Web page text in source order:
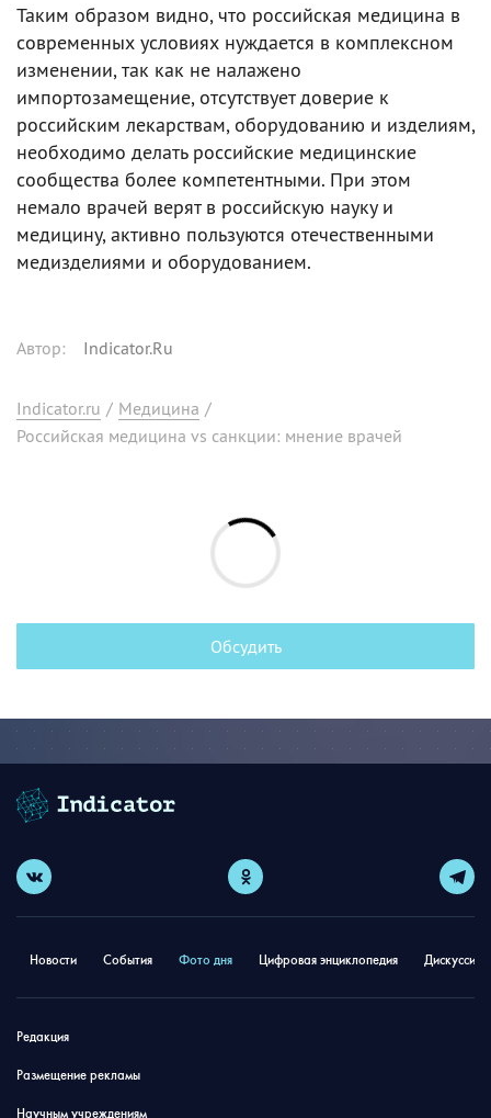
Таким образом видно, что российская медицина в
современных условиях нуждается в комплексном
изменении, так как не налажено
импортозамещение, отсутствует доверие к
российским лекарствам, оборудованию и изделиям,
необходимо делать российские медицинские
сообщества более компетентными. При этом
немало врачей верят в российскую науку и
медицину, активно пользуются отечественными
медизделиями и оборудованием.
Автор: Indicator.Ru
Indicator.ru / Медицина /
Российская медицина vs санкции: мнение врачей
Обсудить
Новости События Фото дня Цифровая энциклопедия
Редакция
Размещение рекламы
Научным учреждениям